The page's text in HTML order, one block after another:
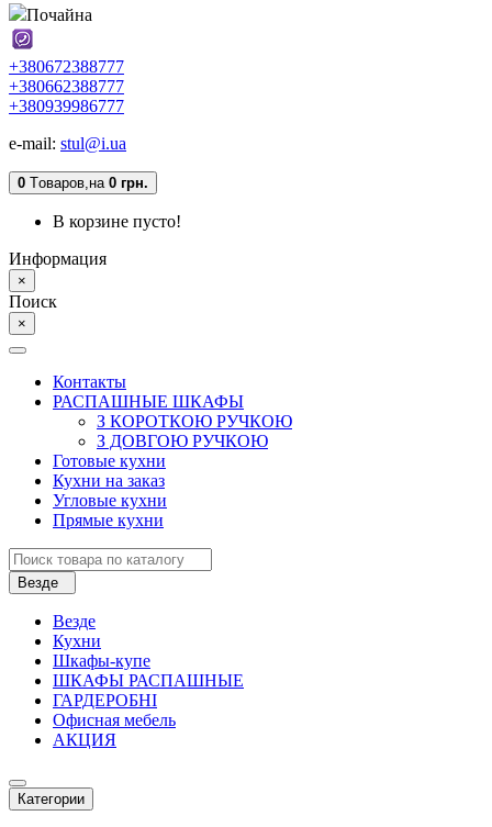
Почайна
+380672388777
+380662388777
+380939986777
e-mail: stul@i.ua
0 Tоваров,на 0 грн.
В корзине пусто!
Информация
×
Поиск
×
Контакты
РАСПАШНЫЕ ШКАФЫ
З КОРОТКОЮ РУЧКОЮ
З ДОВГОЮ РУЧКОЮ
Готовые кухни
Кухни на заказ
Угловые кухни
Прямые кухни
Везде
Везде
Кухни
Шкафы-купе
ШКАФЫ РАСПАШНЫЕ
ГАРДЕРОБНІ
Офисная мебель
АКЦИЯ
Категории